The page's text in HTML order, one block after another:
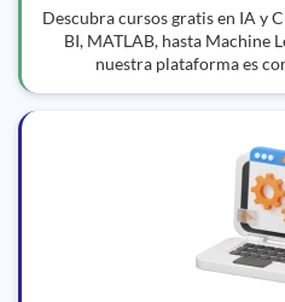
Descubra cursos gratis en IA y
BI, MATLAB, hasta Machine
nuestra plataforma es